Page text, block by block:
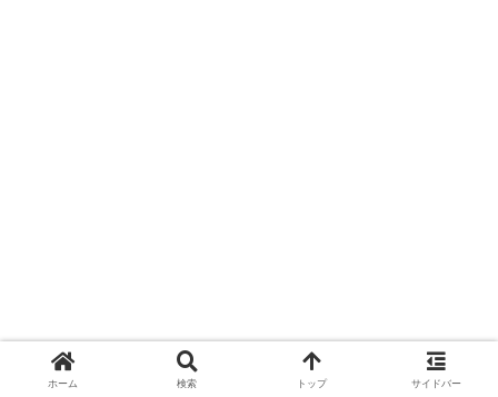
ホーム 検索 トップ サイドバー